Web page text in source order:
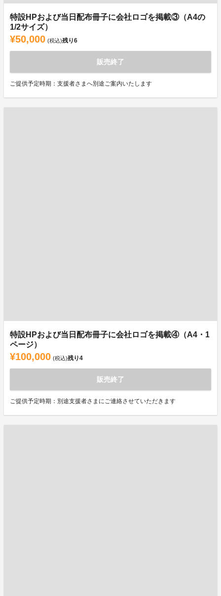
特設HPおよび当日配布冊子に会社ロゴを掲載③（A4の
1/2サイズ）
¥50,000 (税込)残り6
販売終了
ご提供予定時期：支援者さまへ別途ご案内いたします
特設HPおよび当日配布冊子に会社ロゴを掲載④（A4・1
ページ）
¥100,000 (税込)残り4
販売終了
ご提供予定時期：別途支援者さまにご連絡させていただきます